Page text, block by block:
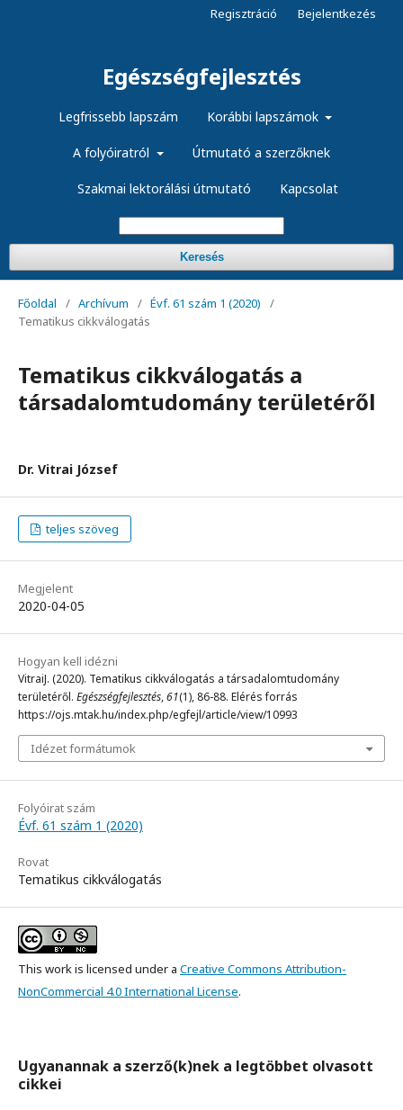
Egészségfejlesztés
Legfrissebb lapszám Korábbi lapszámok
A folyóiratról Útmutató a szerzőknek
Szakmai lektorálási útmutató Kapcsolat
Keresés
Regisztráció Bejelentkezés
Főoldal / Archívum / Évf. 61 szám 1 (2020)
/
Tematikus cikkválogatás
Tematikus cikkválogatás a
társadalomtudomány területéről
Dr. Vitrai József
teljes szöveg
Megjelent
2020-04-05
Hogyan kell idézni
VitraiJ. (2020). Tematikus cikkválogatás a társadalomtudomány
területéről. Egészségfejlesztés,61(1), 86-88. Elérés forrás
https://ojs.mtak.hu/index.php/egfejl/article/view/10993
Idézet formátumok
Folyóirat szám
Évf. 61 szám 1 (2020)
Rovat
Tematikus cikkválogatás
This work is licensed under a Creative Commons Attribution-
NonCommercial 4.0 International License.
Ugyanannak a szerző(k)nek a legtöbbet olvasott
cikkei